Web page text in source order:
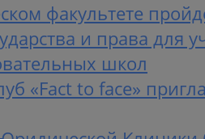
факультете
и права для
школ
«Fact to face»